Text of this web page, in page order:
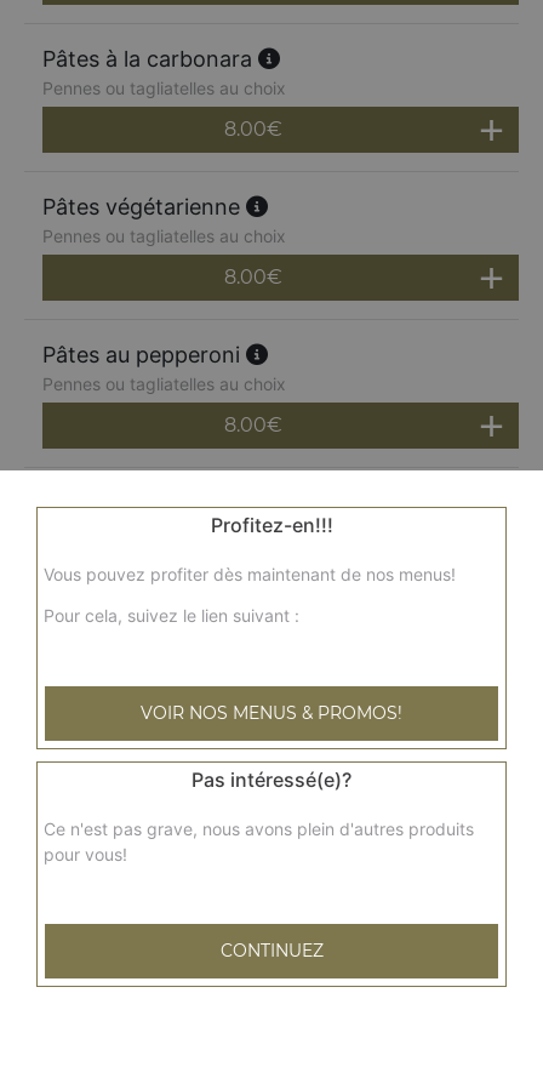
Pâtes à la carbonara
Pennes ou tagliatelles au choix
8.00€
Pâtes végétarienne
Pennes ou tagliatelles au choix
8.00€
Pâtes au pepperoni
Pennes ou tagliatelles au choix
8.00€
Pâtes aux saint jacques
Pennes ou tagliatelles au choix
9.00€
volaille, champignons
9.00€
Profitez-en!!!
Vous pouvez profiter dès maintenant de nos menus!
Pour cela, suivez le lien suivant :
VOIR NOS MENUS & PROMOS!
Pas intéressé(e)?
Ce n'est pas grave, nous avons plein d'autres produits
pour vous!
CONTINUEZ